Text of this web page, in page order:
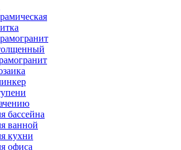
бассейна
ванной
кухни
офиса